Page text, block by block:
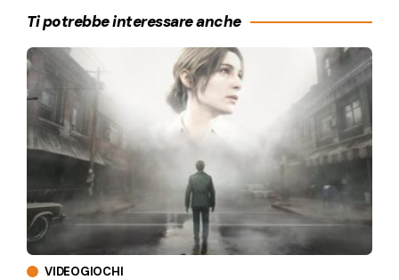
Ti potrebbe interessare anche
VIDEOGIOCHI